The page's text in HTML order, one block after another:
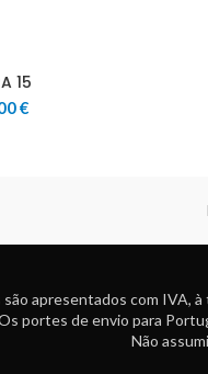
15
€
apresentados com IVA,
portes de envio para
Não